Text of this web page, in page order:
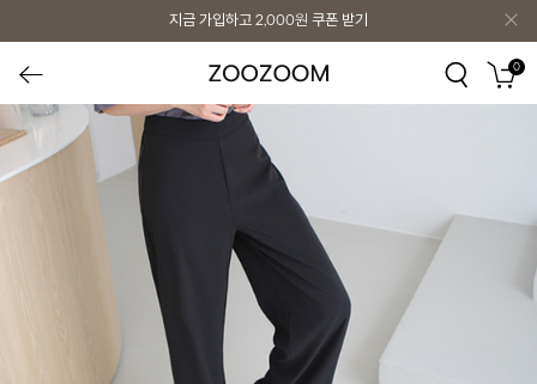
지금 가입하고 2,000원 쿠폰 받기
0